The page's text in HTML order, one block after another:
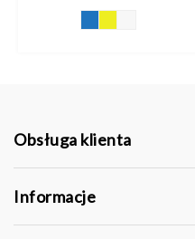
Obsługa klienta
Informacje